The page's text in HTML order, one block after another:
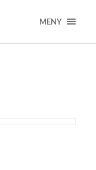
MENY